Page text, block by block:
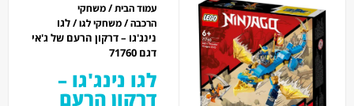
עמוד הבית/משחקי
הרכבה/משחקי לגו/ לגו
נינג'גו – דרקון הרעם של ג'אי
דגם 71760
לגו נינג'גו –
דרקון הרעם